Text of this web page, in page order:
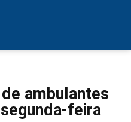
ambulantes
feira